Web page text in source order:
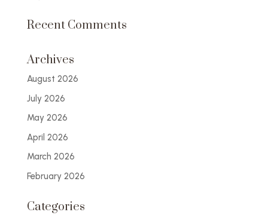
Recent Comments
Archives
August 2026
July 2026
May 2026
April 2026
March 2026
February 2026
Categories